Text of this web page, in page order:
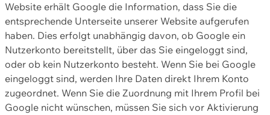
Website erhält Google die Information, dass Sie die
entsprechende Unterseite unserer Website aufgerufen
haben. Dies erfolgt unabhängig davon, ob Google ein
Nutzerkonto bereitstellt, über das Sie eingeloggt sind,
oder ob kein Nutzerkonto besteht. Wenn Sie bei Google
eingeloggt sind, werden Ihre Daten direkt Ihrem Konto
zugeordnet. Wenn Sie die Zuordnung mit Ihrem Profil bei
Google nicht wünschen, müssen Sie sich vor Aktivierung